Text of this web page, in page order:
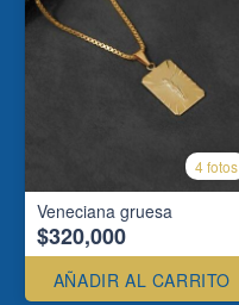
4 fotos
Veneciana gruesa
$320,000
AÑADIR AL CARRITO